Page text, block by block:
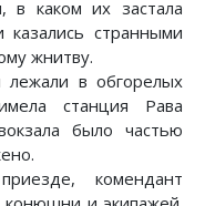
в каком их застала
странными
жнитву.
лежали в обгорелых
станция Рава
было частью
комендант